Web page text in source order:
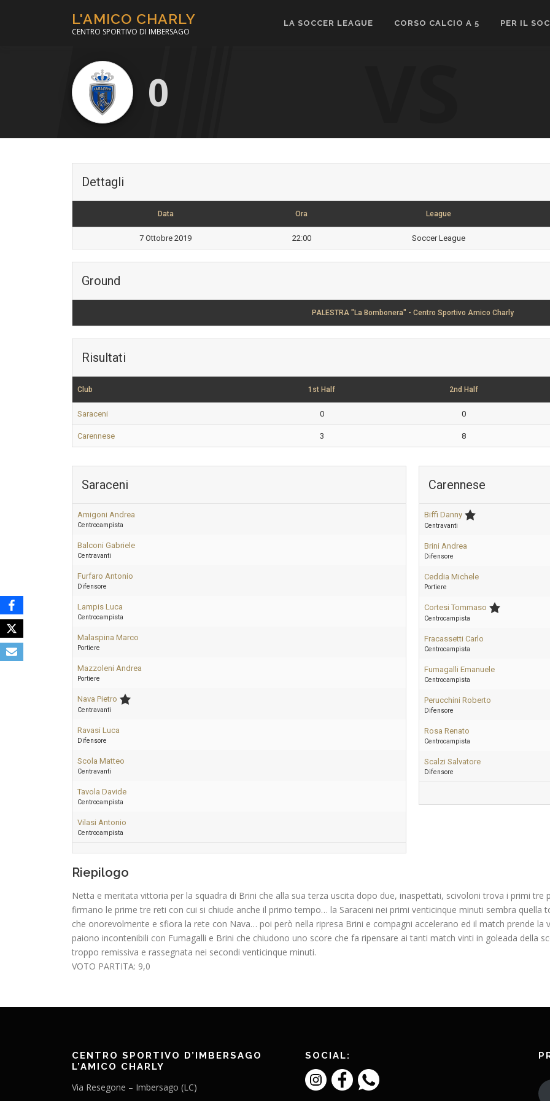
L'AMICO CHARLY
CENTRO SPORTIVO DI IMBERSAGO
LA SOCCER LEAGUE CORSO CALCIO A 5 PER IL
0
Dettagli
Data Ora League
7 Ottobre 2019 22:00 Soccer League
Ground
PALESTRA "La Bombonera" - Centro Sportivo Amico Charly
Risultati
Club 1st Half 2nd Half
Saraceni 0 0
Carennese 3 8
Saraceni
Amigoni Andrea
Centrocampista
Balconi Gabriele
Centravanti
Furfaro Antonio
Difensore
Lampis Luca
Centrocampista
Malaspina Marco
Portiere
Mazzoleni Andrea
Portiere
Nava Pietro
Centravanti
Ravasi Luca
Difensore
Scola Matteo
Centravanti
Tavola Davide
Centrocampista
Vilasi Antonio
Centrocampista
Carennese
Biffi Danny
Centravanti
Brini Andrea
Difensore
Ceddia Michele
Portiere
Cortesi Tommaso
Centrocampista
Fracassetti Carlo
Centrocampista
Fumagalli Emanuele
Centrocampista
Perucchini Roberto
Difensore
Rosa Renato
Centrocampista
Scalzi Salvatore
Difensore
Riepilogo
Netta e meritata vittoria per la squadra di Brini che alla sua terza uscita dopo due, inaspettati, scivoloni trova i primi tre
firmano le prime tre reti con cui si chiude anche il primo tempo… la Saraceni nei primi venticinque minuti sembra quella
che onorevolmente e sfiora la rete con Nava… poi però nella ripresa Brini e compagni accelerano ed il match prende
paiono incontenibili con Fumagalli e Brini che chiudono uno score che fa ripensare ai tanti match vinti in goleada della
troppo remissiva e rassegnata nei secondi venticinque minuti.
VOTO PARTITA: 9,0
CENTRO SPORTIVO D’IMBERSAGO
L’AMICO CHARLY
Via Resegone – Imbersago (LC)
SOCIAL: